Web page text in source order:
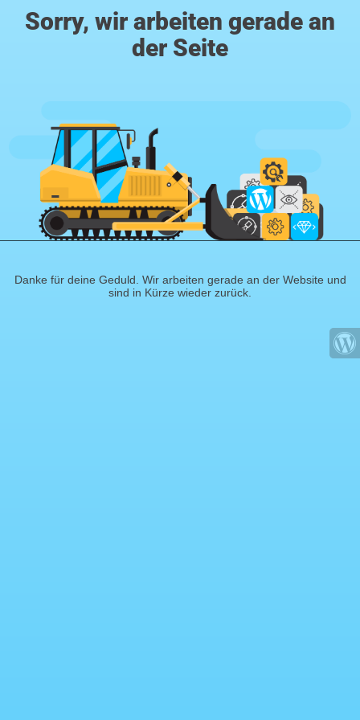
Sorry, wir arbeiten gerade an
der Seite
Danke für deine Geduld. Wir arbeiten gerade an der Website und
sind in Kürze wieder zurück.